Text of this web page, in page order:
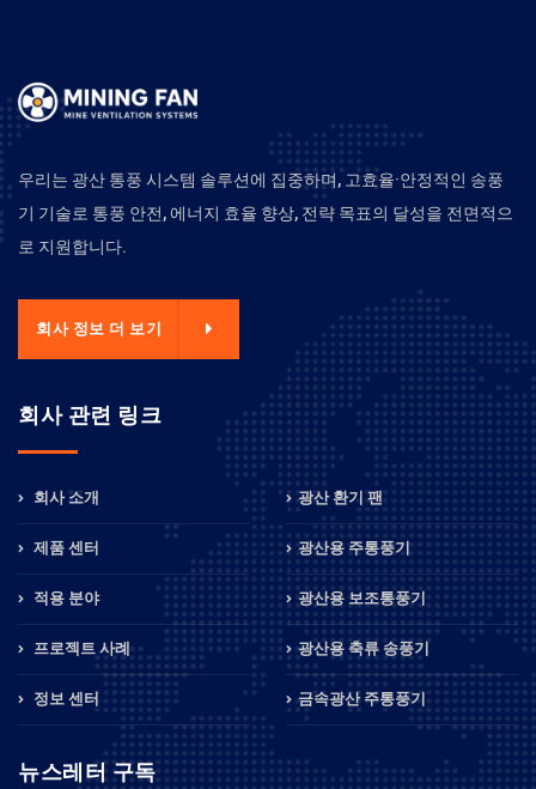
우리는 광산 통풍 시스템 솔루션에 집중하며, 고효율·안정적인 송풍
기 기술로 통풍 안전, 에너지 효율 향상, 전략 목표의 달성을 전면적으
로 지원합니다.
회사 정보 더 보기
회사 관련 링크
회사 소개
제품 센터
적용 분야
프로젝트 사례
정보 센터
광산 환기 팬
광산용 주통풍기
광산용 보조통풍기
광산용 축류 송풍기
금속광산 주통풍기
뉴스레터 구독